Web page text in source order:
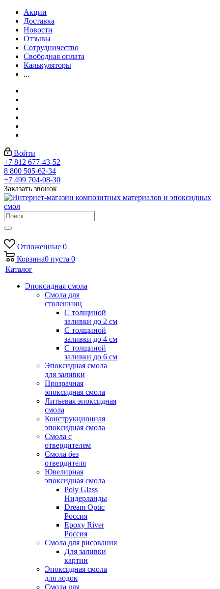
Акции
Доставка
Новости
Отзывы
Сотрудничество
Свободная оплата
Калькуляторы
...
Войти
+7 812 677-43-52
8 800 505-62-34
+7 499 704-08-30
Заказать звонок
Отложенные 0
Корзина0 пуста 0
Каталог
Эпоксидная смола
Смола для
столешниц
С толщиной
заливки до 2 см
С толщиной
заливки до 4 см
С толщиной
заливки до 6 см
Эпоксидная смола
для заливки
Прозрачная
эпоксидная смола
Литьевая эпоксидная
смола
Конструкционная
эпоксидная смола
Смола с
отвердителем
Смола без
отвердителя
Ювелирная
эпоксидная смола
Poly Glass
Нидерланды
Dream Optic
Россия
Epoxy River
Россия
Смола для рисования
Для заливки
картин
Эпоксидная смола
для лодок
Смола для